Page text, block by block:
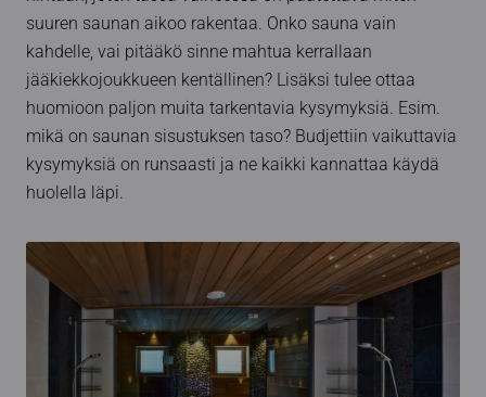
suuren saunan aikoo rakentaa. Onko sauna vain
kahdelle, vai pitääkö sinne mahtua kerrallaan
jääkiekkojoukkueen kentällinen? Lisäksi tulee ottaa
huomioon paljon muita tarkentavia kysymyksiä. Esim.
mikä on saunan sisustuksen taso? Budjettiin vaikuttavia
kysymyksiä on runsaasti ja ne kaikki kannattaa käydä
huolella läpi.